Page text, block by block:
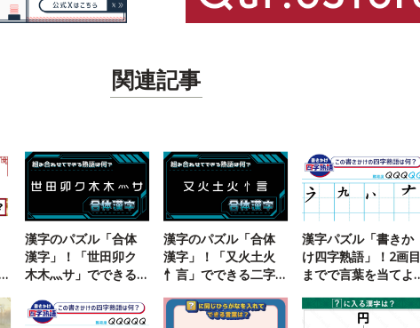
関連記事
漢字のパズル「合体
漢字」！「世田卯ク
木木灬サ」でできる
漢字のパズル「合体
漢字」！「又火土火
忄言」でできる二字
漢字パズル「書きか
け四字熟語」！2画目
までで言葉を当てよ